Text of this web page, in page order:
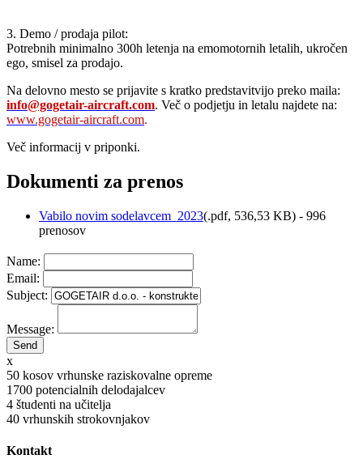
3. Demo / prodaja pilot:
Potrebnih minimalno 300h letenja na emomotornih letalih, ukročen
ego, smisel za prodajo.
Na delovno mesto se prijavite s kratko predstavitvijo preko maila:
info@gogetair-aircraft.com. Več o podjetju in letalu najdete na:
www.gogetair-aircraft.com.
Več informacij v priponki.
Dokumenti za prenos
Vabilo novim sodelavcem_2023(.pdf, 536,53 KB) - 996
prenosov
Name:
Email:
Subject:
Message:
x
50 kosov vrhunske raziskovalne opreme
1700 potencialnih delodajalcev
4 študenti na učitelja
40 vrhunskih strokovnjakov
Kontakt